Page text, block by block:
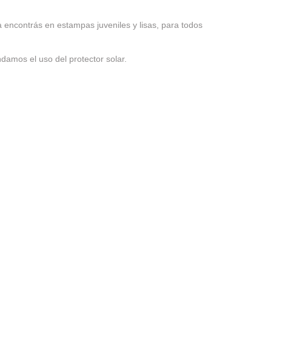
en estampas juveniles y lisas, para todos
el uso del protector solar.